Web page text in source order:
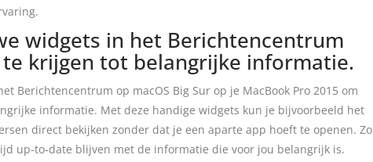
widgets in het Berichtencentrum
krijgen tot belangrijke informatie.
Berichtencentrum op macOS Big Sur op je MacBook Pro 2015 om
informatie. Met deze handige widgets kun je bijvoorbeeld het
direct bekijken zonder dat je een aparte app hoeft te openen. Zo
up-to-date blijven met de informatie die voor jou belangrijk is.